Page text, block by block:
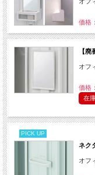
価格
【
オフ
価格
在
PICK UP
ネク
オフ